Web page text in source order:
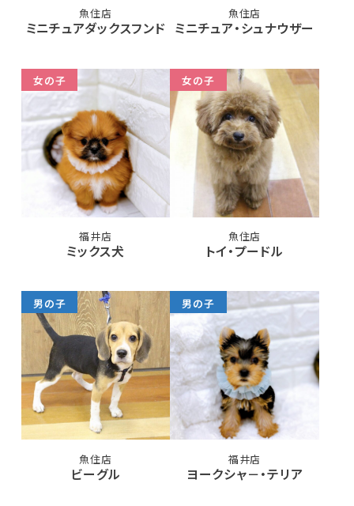
魚住店
ミニチュアダックスフンド
魚住店
ミニチュア・シュナウザー
女の子
福井店
ミックス犬
女の子
魚住店
トイ・プードル
男の子
魚住店
ビーグル
男の子
福井店
ヨークシャ－・テリア